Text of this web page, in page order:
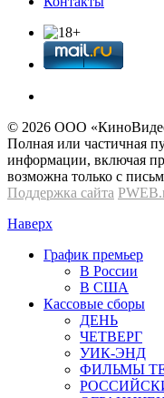
© 2026 OOО
Полная или частичная
информации, включая
возможна только с
Поддержка сайта
Наверх
График премьер
В России
В США
Кассовые сборы
ДЕНЬ
ЧЕТВЕРГ
УИК-ЭНД
ФИЛЬМЫ